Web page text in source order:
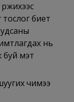
тослог биет
нь
буй мэт
чимээ